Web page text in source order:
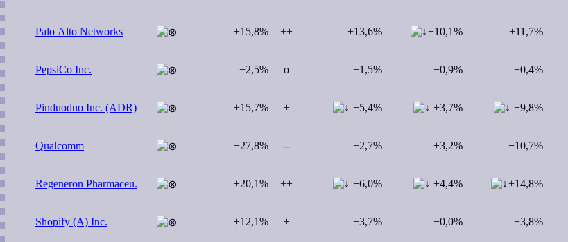
Palo Alto Networks +15,8% ++ +13,6% +10,1% +11,7%
PepsiCo Inc. −2,5% o −1,5% −0,9% −0,4%
Pinduoduo Inc. (ADR) +15,7% + +5,4% +3,7% +9,8%
Qualcomm −27,8% -- +2,7% +3,2% −10,7%
Regeneron Pharmaceu. +20,1% ++ +6,0% +4,4% +14,8%
Shopify (A) Inc. +12,1% + −3,7% −0,0% +3,8%